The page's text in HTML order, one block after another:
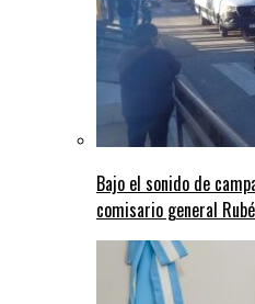
Bajo el sonido de
comisario general